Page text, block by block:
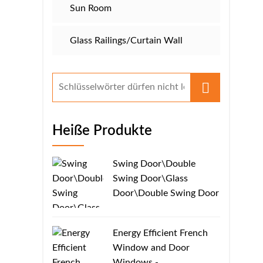
Sun Room
Glass Railings/​​Curtain Wall
Heiße Produkte
Swing Door\Double
Swing Door\Glass
Door\Double Swing Door
​​Energy Efficient French
Window and Door